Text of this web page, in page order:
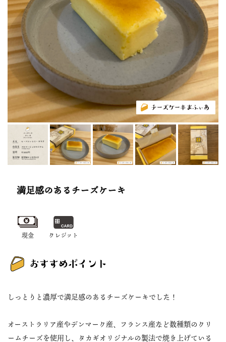
満足感のあるチーズケーキ
現金 クレジット
しっとりと濃厚で満足感のあるチーズケーキでした！
オーストラリア産やデンマーク産、フランス産など数種類のクリ
ームチーズを使用し、タカギオリジナルの製法で焼き上げている